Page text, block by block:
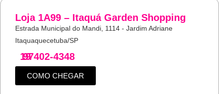
Loja 1A99 – Itaquá Garden Shopping
Estrada Municipal do Mandi, 1114 - Jardim Adriane
Itaquaquecetuba/SP
19
97402-4348
COMO CHEGAR